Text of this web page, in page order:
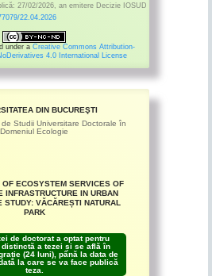
27/02/2026 an emitere Decizie IOSUD
22.04.2026
under a Creative Commons Attribution-
4.0 International License
DIN BUCUREŞTI
Studii Universitare Doctorale în
Domeniul Ecologie
ECOSYSTEM SERVICES OF
INFRASTRUCTURE IN URBAN
STUDY: VĂCĂREȘTI NATURAL
PARK
de doctorat a optat pentru
a tezei și se află în
(24 luni), până la data de
la care se va face publică
teza.